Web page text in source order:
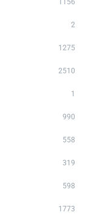
1156
2
1275
2510
1
990
558
319
598
1773